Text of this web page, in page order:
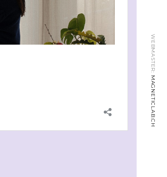
WEBMASTER:
MAGNETICLAB.CH